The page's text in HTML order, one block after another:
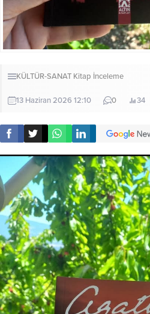
KÜLTÜR-SANAT Kitap İnceleme
13 Haziran 2026 12:10 0 34